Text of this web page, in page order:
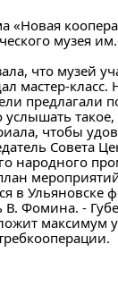
«Новая
музея
что музей
мастер-класс.
предлагали
такое,
чтобы
Совета
народного
в Ульяновске
Фомина. -
максимум